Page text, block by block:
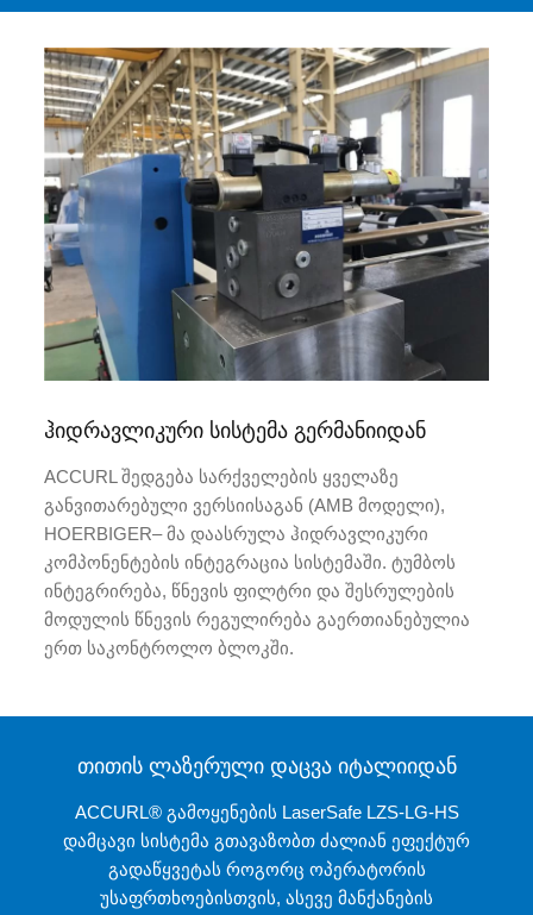
ჰიდრავლიკური სისტემა გერმანიიდან
ACCURL შედგება სარქველების ყველაზე
განვითარებული ვერსიისაგან (AMB მოდელი),
HOERBIGER– მა დაასრულა ჰიდრავლიკური
კომპონენტების ინტეგრაცია სისტემაში. ტუმბოს
ინტეგრირება, წნევის ფილტრი და შესრულების
მოდულის წნევის რეგულირება გაერთიანებულია
ერთ საკონტროლო ბლოკში.
თითის ლაზერული დაცვა იტალიიდან
ACCURL® გამოყენების LaserSafe LZS-LG-HS
დამცავი სისტემა გთავაზობთ ძალიან ეფექტურ
გადაწყვეტას როგორც ოპერატორის
უსაფრთხოებისთვის, ასევე მანქანების